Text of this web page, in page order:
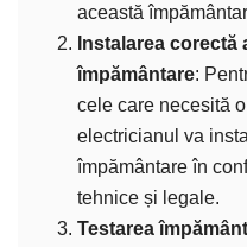
această
Instalarea corectă
împământare:
cele care necesită
electricianul va
împământare în
tehnice și legale.
Testarea